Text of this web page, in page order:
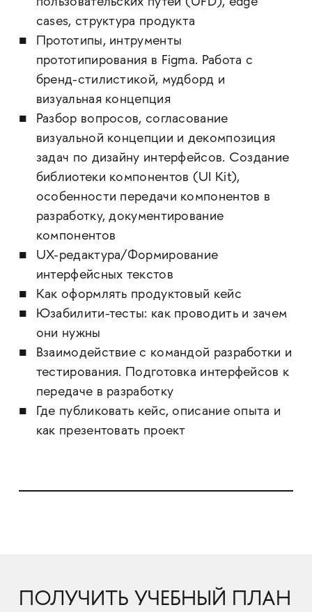
cases, структура продукта
Прототипы, интрументы
прототипирования в Figma. Работа с
бренд-стилистикой, мудборд и
визуальная концепция
Разбор вопросов, согласование
визуальной концепции и декомпозиция
задач по дизайну интерфейсов. Создание
библиотеки компонентов (UI Kit),
особенности передачи компонентов в
разработку, документирование
компонентов
UX-редактура/Формирование
интерфейсных текстов
Как оформлять продуктовый кейс
Юзабилити-тесты: как проводить и зачем
они нужны
Взаимодействие с командой разработки и
тестирования. Подготовка интерфейсов к
передаче в разработку
Где публиковать кейс, описание опыта и
как презентовать проект
ПОЛУЧИТЬ УЧЕБНЫЙ ПЛАН